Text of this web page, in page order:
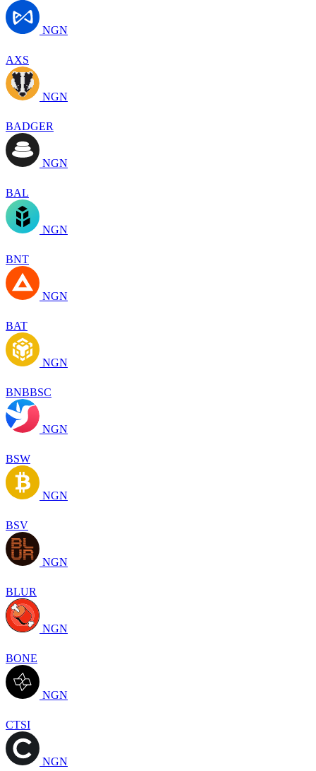
NGN
AXS
NGN
BADGER
NGN
BAL
NGN
BNT
NGN
BAT
NGN
BNBBSC
NGN
BSW
NGN
BSV
NGN
BLUR
NGN
BONE
NGN
CTSI
NGN